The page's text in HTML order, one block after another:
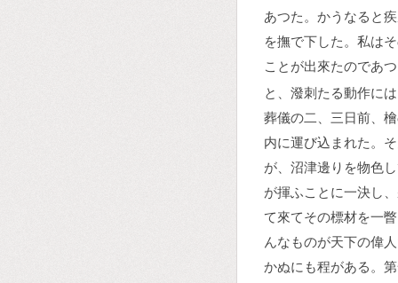
あつた。かうなると
を撫で下した。私は
ことが出來たのであ
と、潑刺たる動作に
葬儀の二、三日前、
内に運び込まれた。
が、沼津邊りを物色
が揮ふことに一決し
て來てその標材を一
んなものが天下の偉
かぬにも程がある。